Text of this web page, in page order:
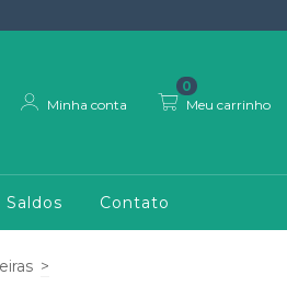
Minha conta Meu carrinho
0
Saldos Contato
>